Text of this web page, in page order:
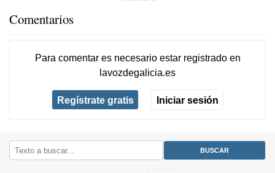
Comentarios
Para comentar es necesario estar registradoen
lavozdegalicia.es
Regístrate gratis Iniciar sesión